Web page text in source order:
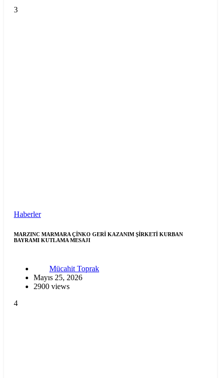
3
Haberler
MARZINC MARMARA ÇİNKO GERİ KAZANIM ŞİRKETİ KURBAN
BAYRAMI KUTLAMA MESAJI
Mücahit Toprak
Mayıs 25, 2026
2900 views
4